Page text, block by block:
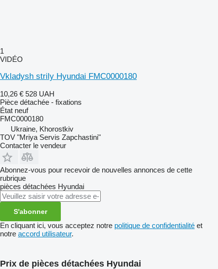
1
VIDÉO
Vkladysh strily Hyundai FMC0000180
10,26 € 528 UAH
Pièce détachée - fixations
État neuf
FMC0000180
Ukraine, Khorostkiv
TOV "Mriya Servis Zapchastini"
Contacter le vendeur
Abonnez-vous pour recevoir de nouvelles annonces de cette
rubrique
pièces détachées Hyundai
S'abonner
En cliquant ici, vous acceptez notre politique de confidentialité et
notre accord utilisateur.
Prix de pièces détachées Hyundai